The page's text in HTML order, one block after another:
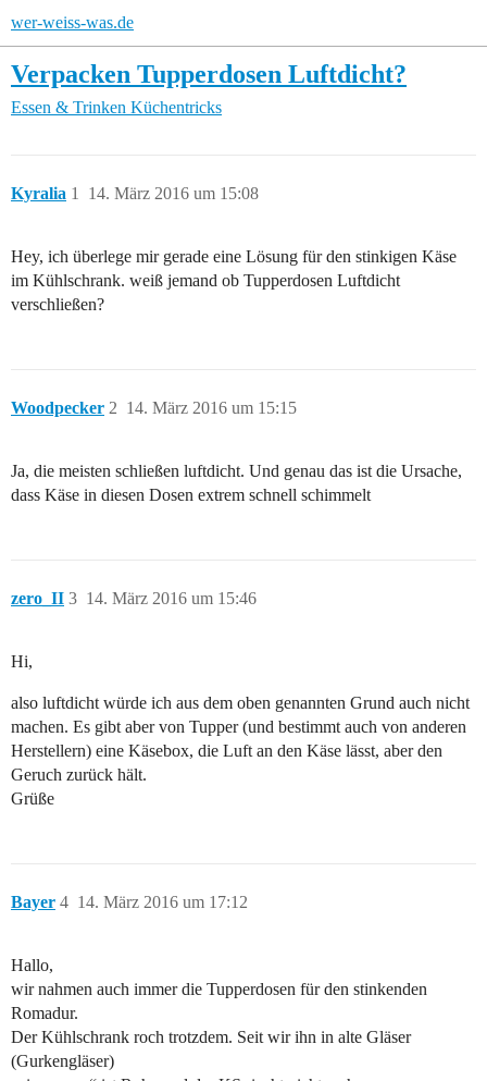
wer-weiss-was.de
Verpacken Tupperdosen Luftdicht?
Essen & Trinken Küchentricks
Kyralia 14. März 2016 um 15:08
1
Hey, ich überlege mir gerade eine Lösung für den stinkigen Käse
im Kühlschrank. weiß jemand ob Tupperdosen Luftdicht
verschließen?
Woodpecker 14. März 2016 um 15:15
2
Ja, die meisten schließen luftdicht. Und genau das ist die Ursache,
dass Käse in diesen Dosen extrem schnell schimmelt
zero_II 14. März 2016 um 15:46
3
Hi,
also luftdicht würde ich aus dem oben genannten Grund auch nicht
machen. Es gibt aber von Tupper (und bestimmt auch von anderen
Herstellern) eine Käsebox, die Luft an den Käse lässt, aber den
Geruch zurück hält.
Grüße
Bayer 14. März 2016 um 17:12
4
Hallo,
wir nahmen auch immer die Tupperdosen für den stinkenden
Romadur.
Der Kühlschrank roch trotzdem. Seit wir ihn in alte Gläser
(Gurkengläser)